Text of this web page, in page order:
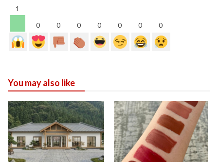
1
0
0 0 0 0 0 0
You may also like